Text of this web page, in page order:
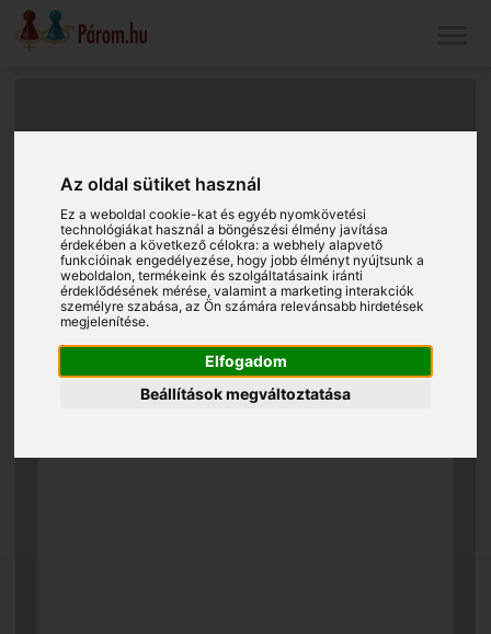
Az oldal sütiket használ
Ez a weboldal cookie-kat és egyéb nyomkövetési
technológiákat használ a böngészési élmény javítása
érdekében a következő célokra:a webhely alapvető
funkcióinak engedélyezése, hogy jobb élményt nyújtsunk a
weboldalon,termékeink és szolgáltatásaink iránti
érdeklődésének mérése, valamint a marketing interakciók
személyre szabása,az Ön számára relevánsabb hirdetések
megjelenítése.
Elfogadom
Beállítások megváltoztatása